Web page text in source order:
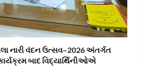
નારી વંદન ઉત્સવ–2026 અંતર્ગત
બાદ વિદ્યાર્થિનીઓએ